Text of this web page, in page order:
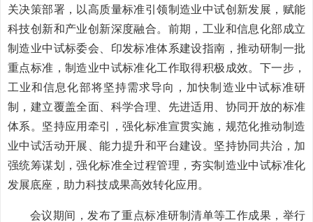
关决策部署，以高质量标准引领制造业中试创新发展，赋能
科技创新和产业创新深度融合。前期，工业和信息化部成立
制造业中试标委会、印发标准体系建设指南，推动研制一批
重点标准，制造业中试标准化工作取得积极成效。下一步，
工业和信息化部将坚持需求导向，加快制造业中试标准研
制，建立覆盖全面、科学合理、先进适用、协同开放的标准
体系。坚持应用牵引，强化标准宣贯实施，规范化推动制造
业中试活动开展、能力提升和平台建设。坚持协同共治，加
强统筹谋划，强化标准全过程管理，夯实制造业中试标准化
发展底座，助力科技成果高效转化应用。
会议期间，发布了重点标准研制清单等工作成果，举行